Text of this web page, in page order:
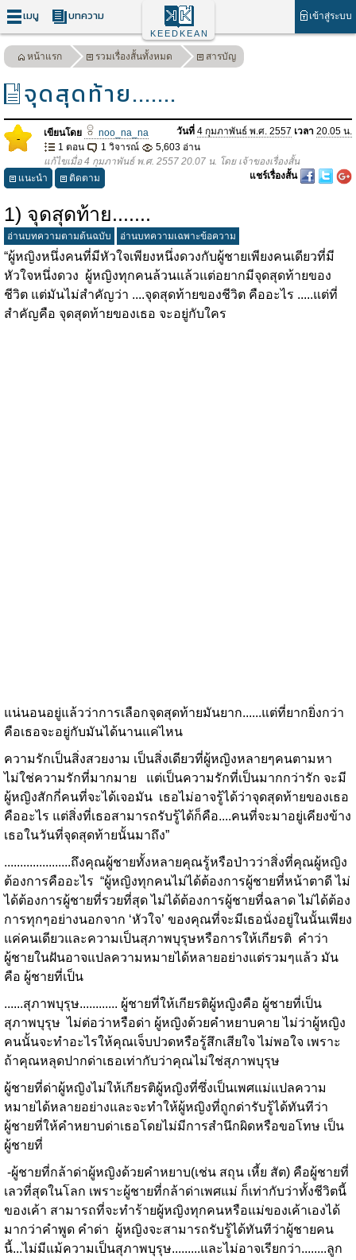
เมนู บทความ เข้าสู่ระบบ
KEEDKEAN
หน้าแรก รวมเรื่องสั้นทั้งหมด สารบัญ
จุดสุดท้าย.......
- เขียนโดย noo_na_na วันที่ 4 กุมภาพันธ์ พ.ศ. 2557 เวลา 20.05 น.
1 ตอน
1 วิจารณ์
5,603 อ่าน
แก้ไขเมื่อ 4 กุมภาพันธ์ พ.ศ. 2557 20.07 น. โดย เจ้าของเรื่องสั้น
แนะนำ
ติดตาม แชร์เรื่องสั้น
1) จุดสุดท้าย.......
อ่านบทความตามต้นฉบับ อ่านบทความเฉพาะข้อความ
“ผู้หญิงหนึ่งคนที่มีหัวใจเพียงหนึ่งดวงกับผู้ชายเพียงคนเดียวที่มี
หัวใจหนึ่งดวง ผู้หญิงทุกคนล้วนแล้วแต่อยากมีจุดสุดท้ายของ
ชีวิต แต่มันไม่สำคัญว่า ....จุดสุดท้ายของชีวิต คืออะไร .....แต่ที่
สำคัญคือ จุดสุดท้ายของเธอ จะอยู่กับใคร
แน่นอนอยู่แล้วว่าการเลือกจุดสุดท้ายมันยาก......แต่ที่ยากยิ่งกว่า
คือเธอจะอยู่กับมันได้นานแค่ไหน
ความรักเป็นสิ่งสวยงาม เป็นสิ่งเดียวที่ผู้หญิงหลายๆคนตามหา
ไม่ใช่ความรักที่มากมาย แต่เป็นความรักที่เป็นมากกว่ารัก จะมี
ผู้หญิงสักกี่คนที่จะได้เจอมัน เธอไม่อาจรู้ได้ว่าจุดสุดท้ายของเธอ
คืออะไร แต่สิ่งที่เธอสามารถรับรู้ได้ก็คือ....คนที่จะมาอยู่เคียงข้าง
เธอในวันที่จุดสุดท้ายนั้นมาถึง”
.....................ถึงคุณผู้ชายทั้งหลายคุณรู้หรือป่าวว่าสิ่งที่คุณผู้หญิง
ต้องการคืออะไร “ผู้หญิงทุกคนไม่ได้ต้องการผู้ชายที่หน้าตาดี ไม่
ได้ต้องการผู้ชายที่รวยที่สุด ไม่ได้ต้องการผู้ชายที่ฉลาด ไม่ได้ต้อง
การทุกๆอย่างนอกจาก ‘หัวใจ’ ของคุณที่จะมีเธอนั่งอยู่ในนั้นเพียง
แค่คนเดียวและความเป็นสุภาพบุรุษหรือการให้เกียรติ คำว่า
ผู้ชายในฝันอาจแปลความหมายได้หลายอย่างแต่รวมๆแล้ว มัน
คือ ผู้ชายที่เป็น
......สุภาพบุรุษ............ ผู้ชายที่ให้เกียรติผู้หญิงคือ ผู้ชายที่เป็น
สุภาพบุรุษ ไม่ต่อว่าหรือด่า ผู้หญิงด้วยคำหยาบคาย ไม่ว่าผู้หญิง
คนนั้นจะทำอะไรให้คุณเจ็บปวดหรือรู้สึกเสียใจ ไม่พอใจ เพราะ
ถ้าคุณหลุดปากด่าเธอเท่ากับว่าคุณไม่ใช่สุภาพบุรุษ
ผู้ชายที่ด่าผู้หญิงไม่ให้เกียรติผู้หญิงที่ซึ่งเป็นเพศแม่แปลความ
หมายได้หลายอย่างและจะทำให้ผู้หญิงที่ถูกด่ารับรู้ได้ทันทีว่า
ผู้ชายที่ให้คำหยาบด่าเธอโดยไม่มีการสำนึกผิดหรือขอโทษ เป็น
ผู้ชายที่
-ผู้ชายที่กล้าด่าผู้หญิงด้วยคำหยาบ(เช่น สถุน เหี้ย สัต) คือผู้ชายที่
เลวที่สุดในโลก เพราะผู้ชายที่กล้าด่าเพศแม่ ก็เท่ากับว่าทั้งชีวิตนี้
ของเค้า สามารถที่จะทำร้ายผู้หญิงทุกคนหรือแม่ของเค้าเองได้
มากว่าคำพูด คำด่า ผู้หญิงจะสามารถรับรู้ได้ทันทีว่าผู้ชายคน
นี้...ไม่มีแม้ความเป็นสุภาพบุรุษ.........และไม่อาจเรียกว่า........ลูก